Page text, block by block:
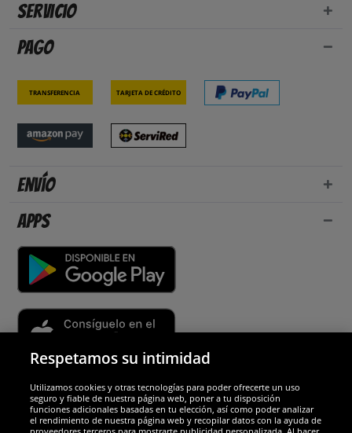
Servicio
Pago
Transferencia Tarjeta de crédito
Envío
Apps
Socios y seguridad
Respetamos su intimidad
Utilizamos cookies y otras tecnologías para poder ofrecerte un uso
seguro y fiable de nuestra página web, poner a tu disposición
funciones adicionales basadas en tu elección, así como poder analizar
el rendimiento de nuestra página web y recopilar datos con la ayuda de